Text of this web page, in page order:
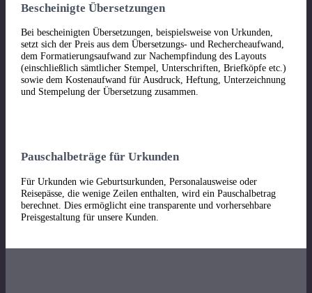
Bescheinigte Übersetzungen
Bei bescheinigten Übersetzungen, beispielsweise von Urkunden,
setzt sich der Preis aus dem Übersetzungs- und Rechercheaufwand,
dem Formatierungsaufwand zur Nachempfindung des Layouts
(einschließlich sämtlicher Stempel, Unterschriften, Briefköpfe etc.)
sowie dem Kostenaufwand für Ausdruck, Heftung, Unterzeichnung
und Stempelung der Übersetzung zusammen.
Pauschalbeträge für Urkunden
Für Urkunden wie Geburtsurkunden, Personalausweise oder
Reisepässe, die wenige Zeilen enthalten, wird ein Pauschalbetrag
berechnet. Dies ermöglicht eine transparente und vorhersehbare
Preisgestaltung für unsere Kunden.